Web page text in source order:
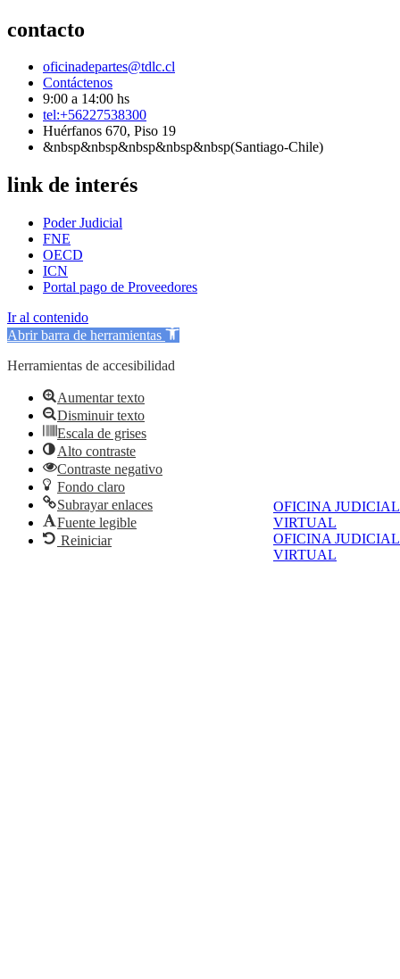
OFICINA JUDICIAL
VIRTUAL
OFICINA JUDICIAL
VIRTUAL
contacto
oficinadepartes@tdlc.cl
Contáctenos
9:00 a 14:00 hs
tel:+56227538300
Huérfanos 670, Piso 19
&nbsp&nbsp&nbsp&nbsp&nbsp(Santiago-Chile)
link de interés
Poder Judicial
FNE
OECD
ICN
Portal pago de Proveedores
Ir al contenido
Abrir barra de herramientas
Herramientas de accesibilidad
Aumentar texto
Disminuir texto
Escala de grises
Alto contraste
Contraste negativo
Fondo claro
Subrayar enlaces
Fuente legible
Reiniciar